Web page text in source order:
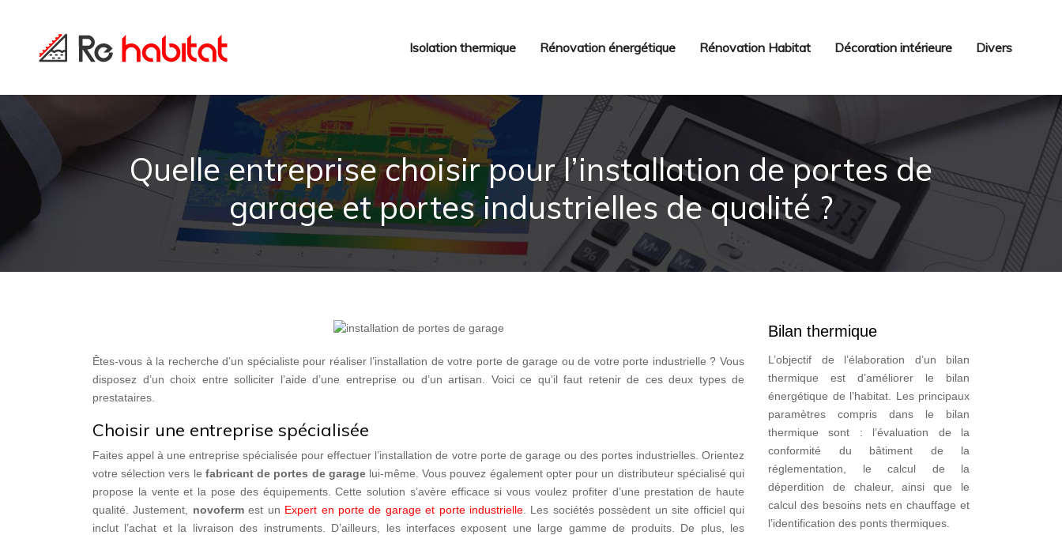
Isolation thermique Rénovation énergétique Rénovation Habitat Décoration intérieure Divers
Quelle entreprise choisir pour l’installation de portes de
garage et portes industrielles de qualité ?
Êtes-vous à la recherche d’un spécialiste pour réaliser l’installation de votre porte de garage ou de votre porte industrielle ? Vous
disposez d’un choix entre solliciter l’aide d’une entreprise ou d’un artisan. Voici ce qu’il faut retenir de ces deux types de
prestataires.
Choisir une entreprise spécialisée
Faites appel à une entreprise spécialisée pour effectuer l’installation de votre porte de garage ou des portes industrielles. Orientez
votre sélection vers le fabricant de portes de garagelui-même. Vous pouvez également opter pour un distributeur spécialisé qui
propose la vente et la pose des équipements. Cette solution s’avère efficace si vous voulez profiter d’une prestation de haute
qualité. Justement, novofermest un Expert en porte de garage et porte industrielle . Les sociétés possèdent un site officiel qui
inclut l’achat et la livraison des instruments. D’ailleurs, les interfaces exposent une large gamme de produits. De plus, les
Bilan thermique
L’objectif de l’élaboration d’un bilan
thermique est d’améliorer le bilan
énergétique de l’habitat. Les principaux
paramètres compris dans le bilan
thermique sont : l’évaluation de la
conformité du bâtiment de la
réglementation, le calcul de la
déperdition de chaleur, ainsi que le
calcul des besoins nets en chauffage et
l’identification des ponts thermiques.